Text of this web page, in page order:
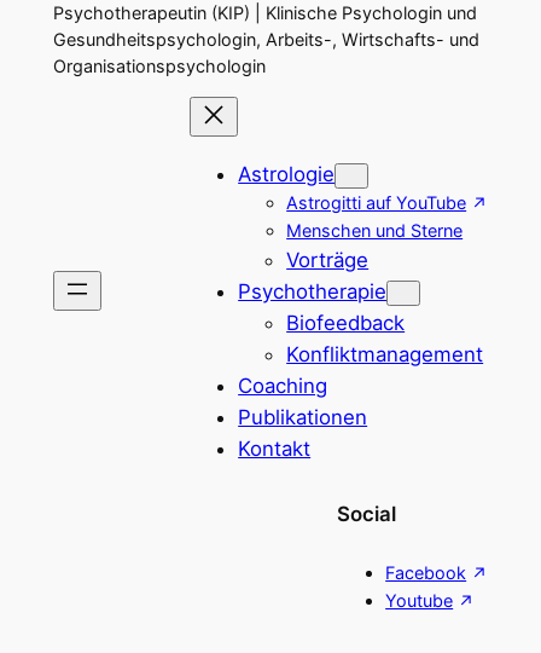
Psychotherapeutin (KIP) | Klinische Psychologin und
Gesundheitspsychologin, Arbeits-, Wirtschafts- und
Organisationspsychologin
Astrologie
Astrogitti auf YouTube
Menschen und Sterne
Vorträge
Psychotherapie
Biofeedback
Konfliktmanagement
Coaching
Publikationen
Kontakt
Social
Facebook
Youtube